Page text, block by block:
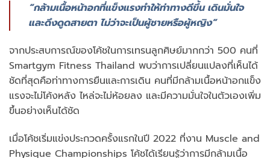
“กล้ามเนื้อหน้าอกที่แข็งแรงทำให้ท่าทางดีขึ้น เดินมั่นใจ
และดึงดูดสายตา ไม่ว่าจะเป็นผู้ชายหรือผู้หญิง”
จากประสบการณ์ของโค้ชในการเทรนลูกศิษย์มากกว่า 500 คนที่
Smartgym Fitness Thailand พบว่าการเปลี่ยนแปลงที่เห็นได้
ชัดที่สุดคือท่าทางการยืนและการเดิน คนที่มีกล้ามเนื้อหน้าอกแข็ง
แรงจะไม่โค้งหลัง ไหล่จะไม่ห้อยลง และมีความมั่นใจในตัวเองเพิ่ม
ขึ้นอย่างเห็นได้ชัด
เมื่อโค้ชเริ่มแข่งประกวดครั้งแรกในปี 2022 ที่งาน Muscle and
Physique Championships โค้ชได้เรียนรู้ว่าการมีกล้ามเนื้อ